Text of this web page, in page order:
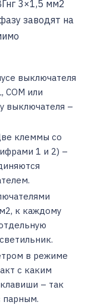
3×1,5 мм2
заводят на
выключателя
COM или
выключателя –
клеммы со
1 и 2) –
к каждому
в режиме
с каким
– так
парным.